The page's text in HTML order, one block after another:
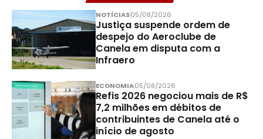
NOTÍCIAS05/08/2026
Justiça suspende ordem de
despejo do Aeroclube de
Canela em disputa com a
Infraero
ECONOMIA05/08/2026
Refis 2026 negociou mais de R$
7,2 milhões em débitos de
contribuintes de Canela até o
início de agosto